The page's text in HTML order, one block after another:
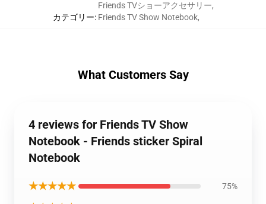
カテゴリー:
Friends TVショーアクセサリー,
Friends TV Show Notebook,
What Customers Say
4 reviews for Friends TV Show
Notebook - Friends sticker Spiral
Notebook
★★★★★ 75%